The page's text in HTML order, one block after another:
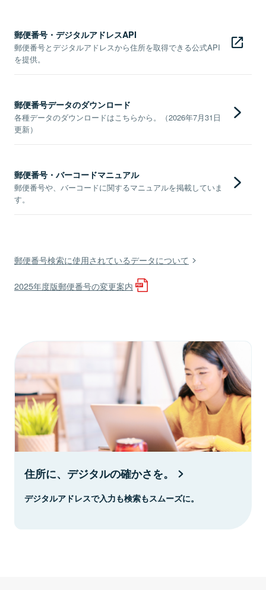
郵便番号・デジタルアドレスAPI
郵便番号とデジタルアドレスから住所を取得できる公式API
を提供。
郵便番号データのダウンロード
各種データのダウンロードはこちらから。（2026年7月31日
更新）
郵便番号・バーコードマニュアル
郵便番号や、バーコードに関するマニュアルを掲載していま
す。
郵便番号検索に使用されているデータについて
2025年度版郵便番号の変更案内
住所に、デジタルの確かさを。
デジタルアドレスで入力も検索もスムーズに。